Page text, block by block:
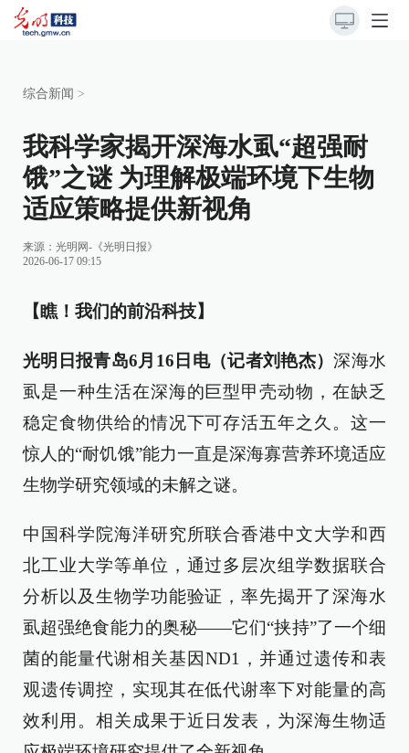
综合新闻 >
我科学家揭开深海水虱“超强耐
饿”之谜 为理解极端环境下生物
适应策略提供新视角
来源： 光明网-《光明日报》
2026-06-17 09:15
【瞧！我们的前沿科技】
光明日报青岛6月16日电（记者刘艳杰）深海水
虱是一种生活在深海的巨型甲壳动物，在缺乏
稳定食物供给的情况下可存活五年之久。这一
惊人的“耐饥饿”能力一直是深海寡营养环境适应
生物学研究领域的未解之谜。
中国科学院海洋研究所联合香港中文大学和西
北工业大学等单位，通过多层次组学数据联合
分析以及生物学功能验证，率先揭开了深海水
虱超强绝食能力的奥秘——它们“挟持”了一个细
菌的能量代谢相关基因ND1，并通过遗传和表
观遗传调控，实现其在低代谢率下对能量的高
效利用。相关成果于近日发表，为深海生物适